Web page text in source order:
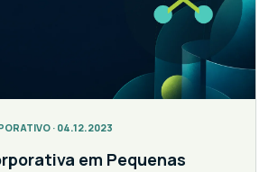
· 04.12.2023
em Pequenas